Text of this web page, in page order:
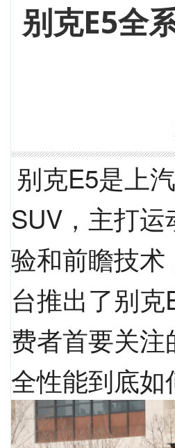
别克E5全
别克E5是上
SUV，主打
验和前瞻技
台推出了别
费者首要关
全性能到底如